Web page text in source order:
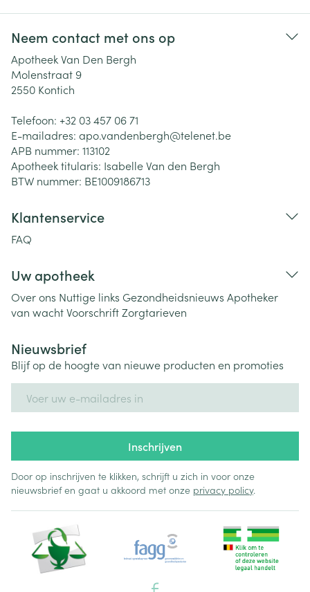
Neem contact met ons op
Apotheek Van Den Bergh
Molenstraat 9
2550 Kontich
Telefoon: +32 03 457 06 71
E-mailadres: apo.vandenbergh@telenet.be
APB nummer: 113102
Apotheek titularis: Isabelle Van den Bergh
BTW nummer: BE1009186713
Klantenservice
FAQ
Uw apotheek
Over ons Nuttige links Gezondheidsnieuws Apotheker
van wachtVoorschriftZorgtarieven
Nieuwsbrief
Blijf op de hoogte van nieuwe producten en promoties
Inschrijven
Door op inschrijven te klikken, schrijft u zich in voor onze
nieuwsbrief en gaat u akkoord met onze privacy policy.